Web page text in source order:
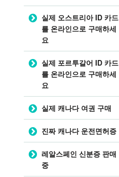
실제 오스트리아 ID 카드
를 온라인으로 구매하세
요
실제 포르투갈어 ID 카드
를 온라인으로 구매하세
요
실제 캐나다 여권 구매
진짜 캐나다 운전면허증
레알스페인 신분증 판매
중